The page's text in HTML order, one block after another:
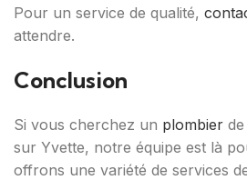
Pour un service de qualité,
attendre.
Conclusion
Si vous cherchez un plombier de
sur Yvette, notre équipe est là
offrons une variété de services